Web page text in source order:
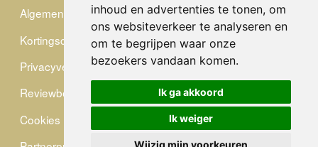
inhoud en advertenties te tonen, om
ons websiteverkeer te analyseren en
om te begrijpen waar onze
bezoekers vandaan komen.
Ik ga akkoord
Ik weiger
Wijzig mijn voorkeuren
Algemene Voorwaarden
Kortingscode
Privacyverklaring
Reviewbeleid
Cookies